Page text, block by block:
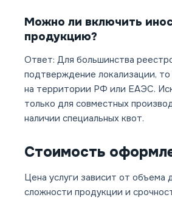
Можно ли включить
продукцию?
Ответ: Для большинства
подтверждение локализации,
на территории РФ или ЕАЭС.
только для совместных
наличии специальных квот.
Стоимость
Цена услуги зависит от объема
сложности продукции и